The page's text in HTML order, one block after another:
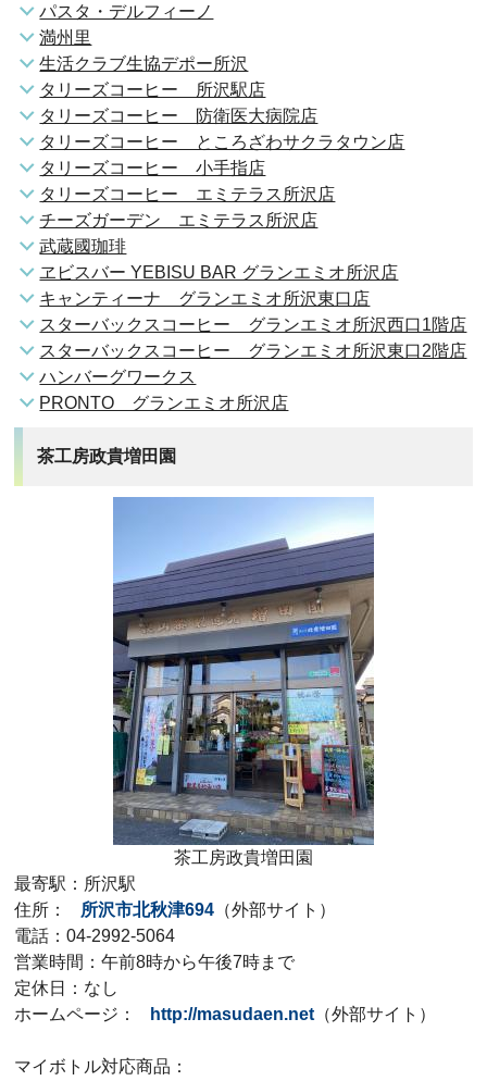
パスタ・デルフィーノ
満州里
生活クラブ生協デポー所沢
タリーズコーヒー 所沢駅店
タリーズコーヒー 防衛医大病院店
タリーズコーヒー ところざわサクラタウン店
タリーズコーヒー 小手指店
タリーズコーヒー エミテラス所沢店
チーズガーデン エミテラス所沢店
武蔵國珈琲
ヱビスバー YEBISU BAR グランエミオ所沢店
キャンティーナ グランエミオ所沢東口店
スターバックスコーヒー グランエミオ所沢西口1階店
スターバックスコーヒー グランエミオ所沢東口2階店
ハンバーグワークス
PRONTO グランエミオ所沢店
茶工房政貴増田園
茶工房政貴増田園
最寄駅：所沢駅
住所：
所沢市北秋津694 （外部サイト）
電話：04-2992-5064
営業時間：午前8時から午後7時まで
定休日：なし
ホームページ：
http://masudaen.net （外部サイト）
マイボトル対応商品：